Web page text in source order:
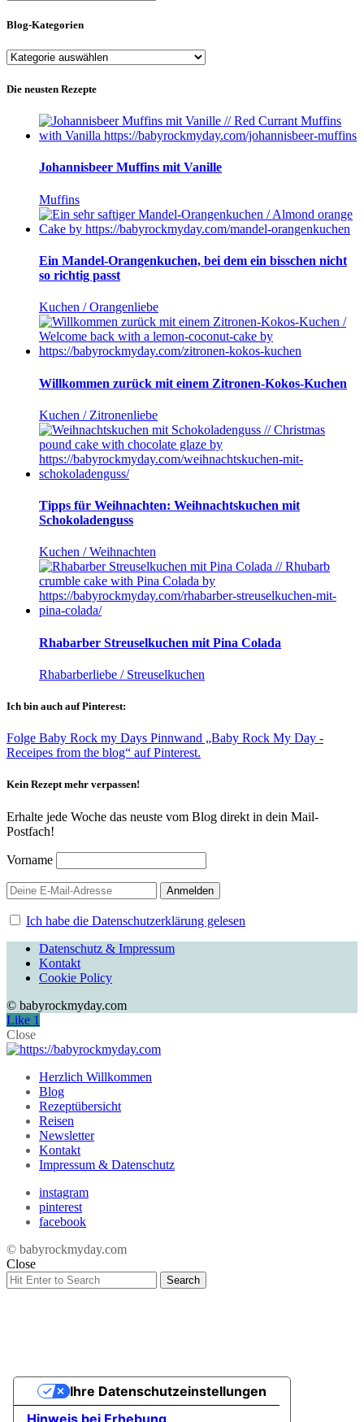
Blog-Kategorien
Blog-
Die neusten Rezepte
Johannisbeer Muffins mit Vanille
Muffins
Ein Mandel-Orangenkuchen, bei dem ein bisschen nicht
so richtig passt
Kuchen / Orangenliebe
Willkommen zurück mit einem Zitronen-Kokos-Kuchen
Kuchen / Zitronenliebe
Tipps für Weihnachten: Weihnachtskuchen mit
Schokoladenguss
Kuchen / Weihnachten
Rhabarber Streuselkuchen mit Pina Colada
Rhabarberliebe / Streuselkuchen
Ich bin auch auf Pinterest:
Folge Baby Rock my Days Pinnwand „Baby Rock My Day -
Receipes from the blog“ auf Pinterest.
Kein Rezept mehr verpassen!
Erhalte jede Woche das neuste vom Blog direkt in dein Mail-
Postfach!
Vorname
Ich habe die Datenschutzerklärung gelesen
Datenschutz & Impressum
Kontakt
Cookie Policy
© babyrockmyday.com
Like 1
Close
Herzlich Willkommen
Blog
Rezeptübersicht
Reisen
Newsletter
Kontakt
Impressum & Datenschutz
instagram
pinterest
facebook
© babyrockmyday.com
Close
Search
for:
Search
Hinweis bei Erhebung
Ihre Datenschutzeinstellungen